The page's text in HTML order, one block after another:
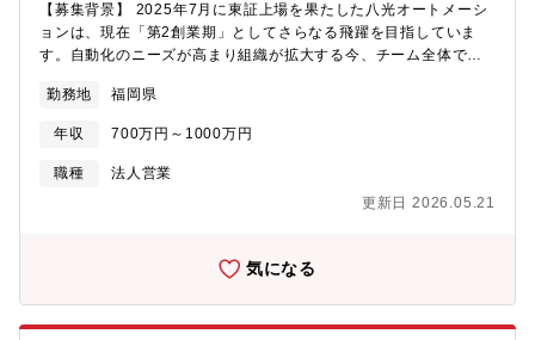
【募集背景】 2025年7月に東証上場を果たした八光オートメーシ
ョンは、現在「第2創業期」としてさらなる飛躍を目指していま
す。自動化のニーズが高まり組織が拡大する今、チーム全体でよ
迎えています。そこで、経営・マーケティングの視点から営業戦
略を描き、ゆくゆくは営業部全体を統括していただく「次期部長
候補」を募集いたします。 【ミッション】「現場の強み」を活か
した戦略のアップデートと、営業組織の仕組み化。同社のFA（工
プロセスの標準化、組織マネジメントまでを幅広くお任せしま
い戦略を一人で描く必要はありません。まずは既存顧客へのアプ
ローチで当社の強みを掴んでいただき、将来的には「どの業界の
どの分野に注力するか」といったターゲット選定を、経営層や技
術部隊と一緒に練り上げていただきます。■営業の仕組み化： 個
勤務地 福岡県
年収 700万円～1000万円
職種
法人営業
更新日 2026.05.21
気になる